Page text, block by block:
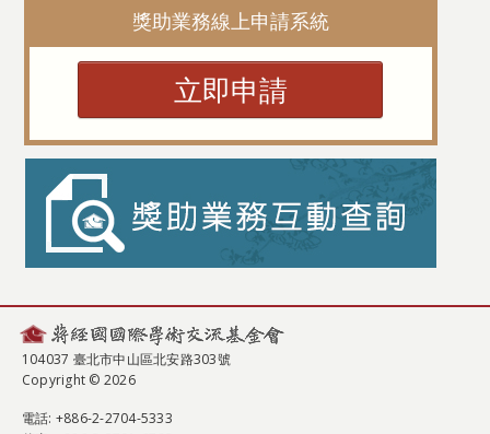
獎助業務線上申請系統
立即申請
104037 臺北市中山區北安路303號
Copyright © 2026
電話: +886-2-2704-5333